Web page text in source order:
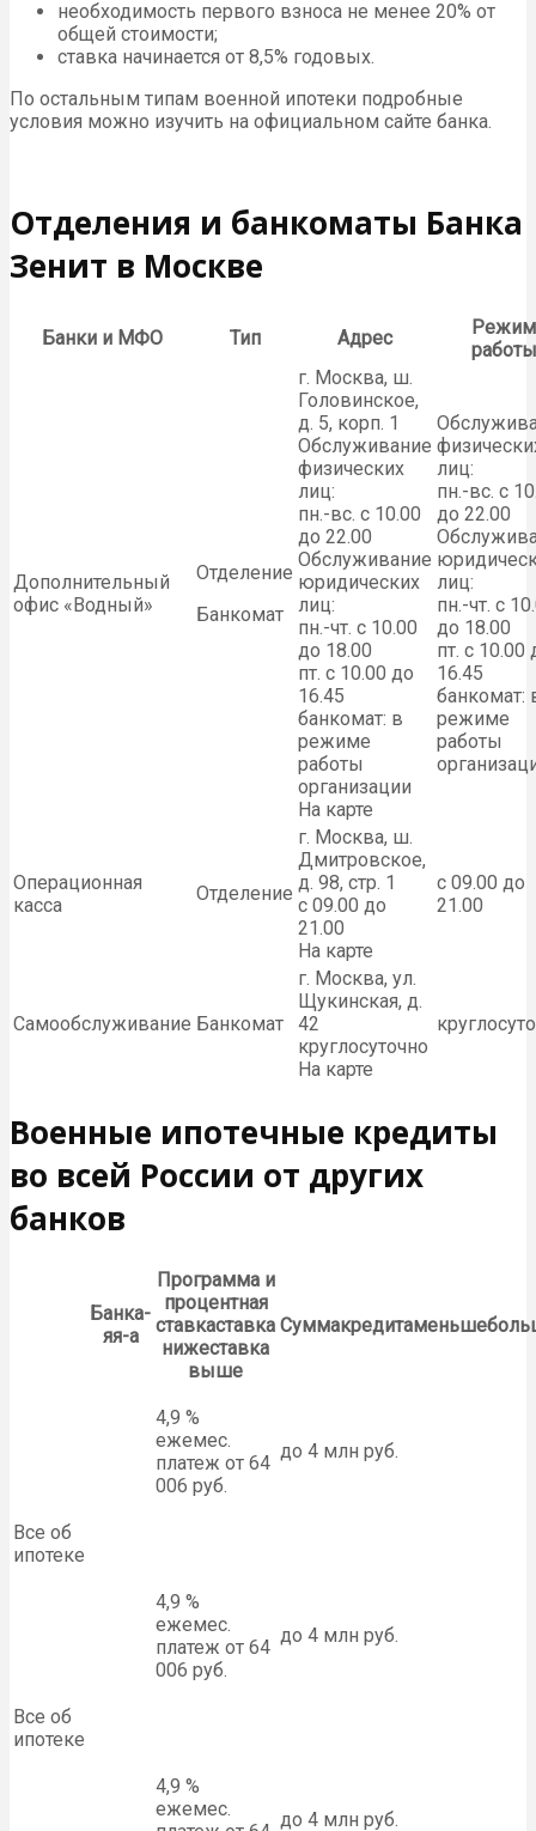
необходимость первого взноса не менее 20% от
общей стоимости;
ставка начинается от 8,5% годовых.
По остальным типам военной ипотеки подробные
условия можно изучить на официальном сайте банка.
Отделения и банкоматы Банка
Зенит в Москве
Банки и МФО Тип Адрес
Режим
работы
Дополнительный
офис «Водный»
Отделение
Банкомат
г. Москва, ш.
Головинское,
д. 5, корп. 1
Обслуживание
физических
лиц:
пн.-вс. с 10.00
до 22.00
Обслуживание
юридических
лиц:
пн.-чт. с 10.00
до 18.00
пт. с 10.00 до
16.45
банкомат: в
режиме
работы
организации
На карте
лиц:
пн.-вс. с
до 22.00
лиц:
пн.-чт. с
до 18.00
пт. с 10.00
16.45
банкомат:
режиме
работы
Операционная
касса
Отделение
г. Москва, ш.
Дмитровское,
д. 98, стр. 1
с 09.00 до
21.00
На карте
с 09.00 до
21.00
Самообслуживание Банкомат
г. Москва, ул.
Щукинская, д.
42
круглосуточно
На карте
Военные ипотечные кредиты
во всей России от других
банков
Банка-
яя-а
Программа и
процентная
ставкаставка
нижеставка
выше
4,9 %
ежемес.
платеж от 64
006 руб.
до 4 млн руб.
Все об
ипотеке
4,9 %
ежемес.
платеж от 64
006 руб.
до 4 млн руб.
Все об
ипотеке
4,9 %
ежемес.
до 4 млн руб.